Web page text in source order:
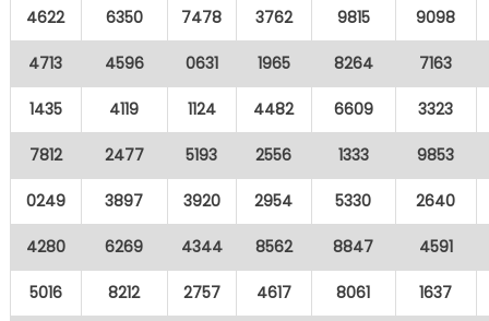
4622 6350 7478 3762 9815 9098
4713 4596 0631 1965 8264 7163
1435 4119 1124 4482 6609 3323
7812 2477 5193 2556 1333 9853
0249 3897 3920 2954 5330 2640
4280 6269 4344 8562 8847 4591
5016 8212 2757 4617 8061 1637